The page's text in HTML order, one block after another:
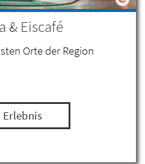
& Eiscafé
Orte der Region
Erlebnis